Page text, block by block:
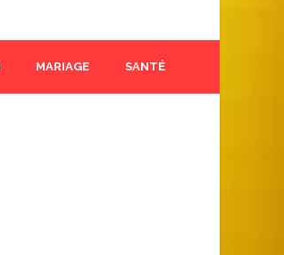
MARIAGE SANTÉ